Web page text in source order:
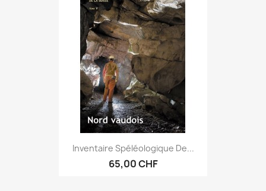
Inventaire Spéléologique De...
65,00 CHF